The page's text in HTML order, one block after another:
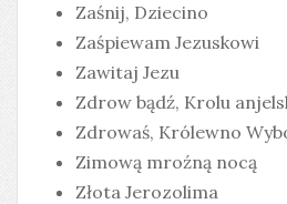
Zaśnij, Dziecino
Zaśpiewam Jezuskowi
Zawitaj Jezu
Zdrow bądź, Krolu
Zdrowaś, Królewno
Zimową mroźną nocą
Złota Jerozolima